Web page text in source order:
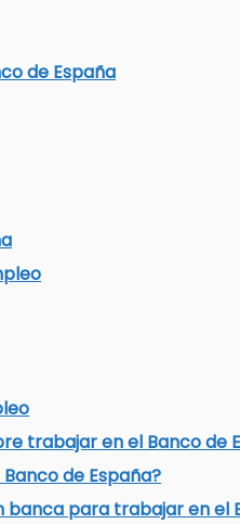
de España
trabajar en el Banco de
de España?
para trabajar en el